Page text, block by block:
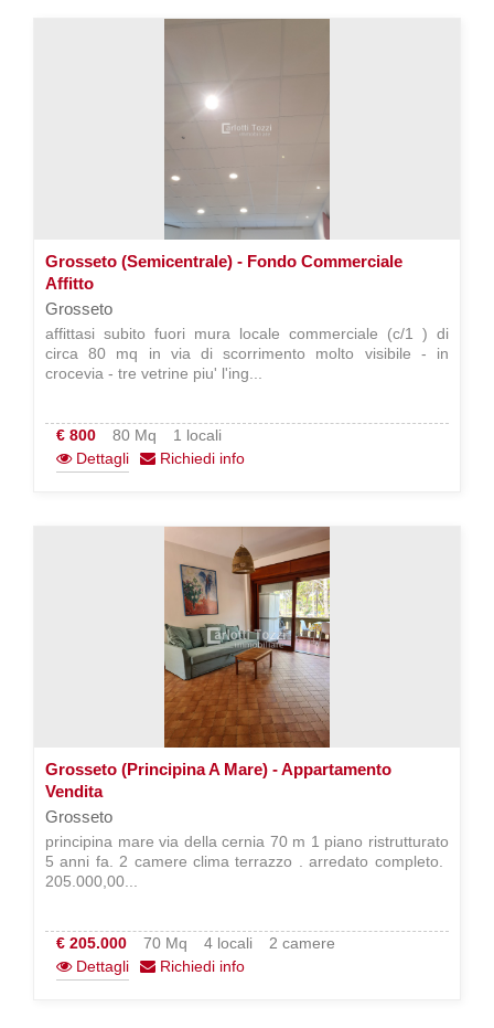
Grosseto (Semicentrale) - Fondo Commerciale
Affitto
Grosseto
affittasi subito fuori mura locale commerciale (c/1 ) di
circa 80 mq in via di scorrimento molto visibile - in
crocevia - tre vetrine piu' l'ing...
€ 800 80 Mq
1 locali
Dettagli
Richiedi info
Grosseto (Principina A Mare) - Appartamento
Vendita
Grosseto
principina mare via della cernia 70 m 1 piano ristrutturato
5 anni fa. 2 camere clima terrazzo . arredato completo. 
205.000,00...
€ 205.000 70 Mq 4 locali
2 camere
Dettagli
Richiedi info